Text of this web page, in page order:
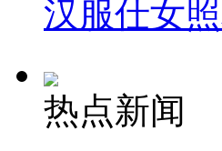
汉服仕女
热点新闻